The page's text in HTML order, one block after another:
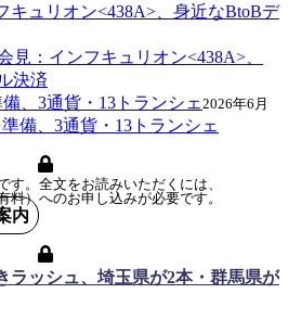
見：インフキュリオン<438A>、
決済
2026年6月
備、3通貨・13トランシェ
す。全文をお読みいただくには、
料）へのお申し込みが必要です。
内
ラッシュ、埼玉県が2本・群馬県が